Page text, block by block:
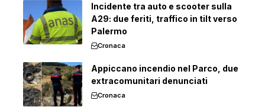
Incidente tra auto e scooter sulla
A29: due feriti, traffico in tilt verso
Palermo
Cronaca
Appiccano incendio nel Parco, due
extracomunitari denunciati
Cronaca